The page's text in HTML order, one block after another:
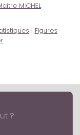
MICHEL
| Figures
?